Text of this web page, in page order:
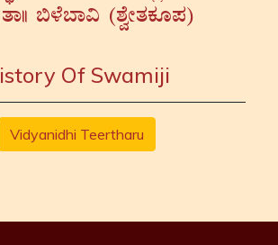
©¼É¨Á« (±ÉéÃvÀPÀÆ¥À)
Of Swamiji
Vidyanidhi Teertharu